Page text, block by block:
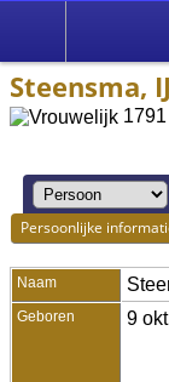
Steensma,
Persoonlijke
Naam
Geboren 9